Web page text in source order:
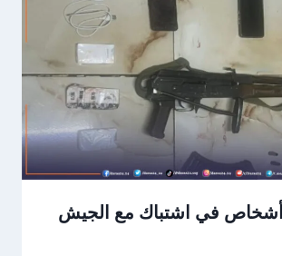
أشخاص في اشتباك مع الجيش